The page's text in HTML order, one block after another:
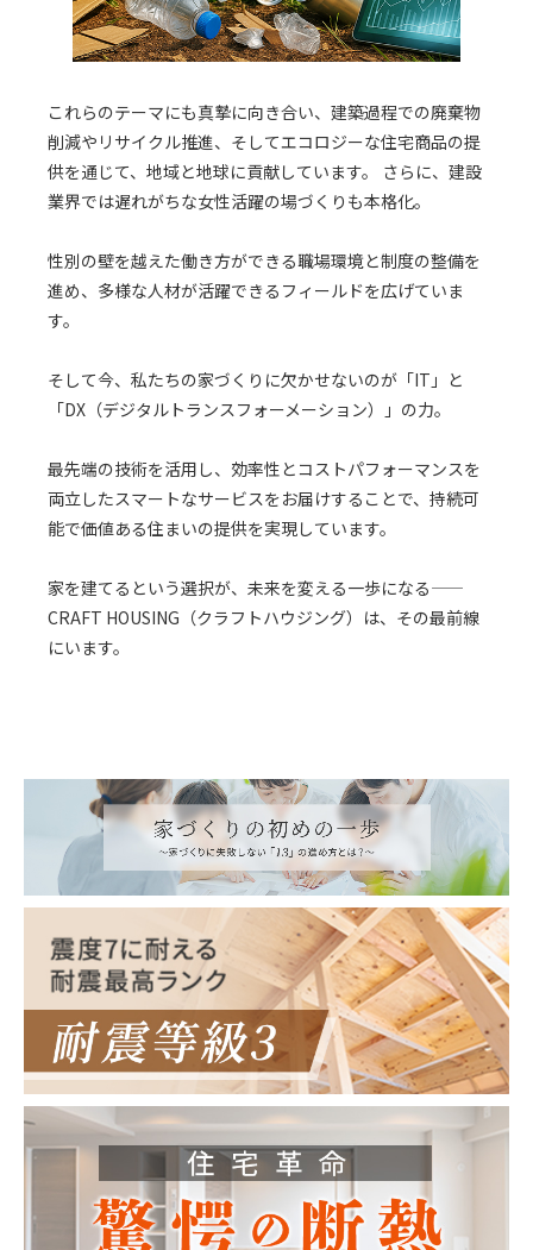
これらのテーマにも真摯に向き合い、建築過程での廃棄物
削減やリサイクル推進、そしてエコロジーな住宅商品の提
供を通じて、地域と地球に貢献しています。 さらに、建設
業界では遅れがちな女性活躍の場づくりも本格化。
性別の壁を越えた働き方ができる職場環境と制度の整備を
進め、多様な人材が活躍できるフィールドを広げていま
す。
そして今、私たちの家づくりに欠かせないのが「IT」と
「DX（デジタルトランスフォーメーション）」の力。
最先端の技術を活用し、効率性とコストパフォーマンスを
両立したスマートなサービスをお届けすることで、持続可
能で価値ある住まいの提供を実現しています。
家を建てるという選択が、未来を変える一歩になる――
CRAFT HOUSING（クラフトハウジング）は、その最前線
にいます。